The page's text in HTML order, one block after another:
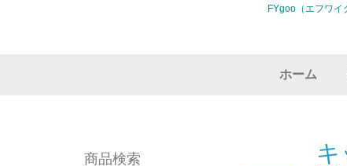
FYgoo（エフワイ
ホーム
商品検索